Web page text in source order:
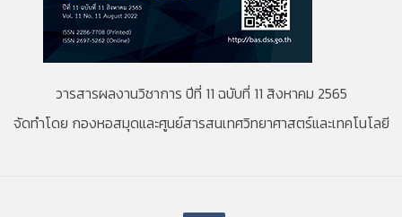
วารสารผลงานวิชาการ ปีที่ 11 ฉบับที่ 11 สิงหาคม 2565
จัดทำโดย กองหอสมุดและศูนย์สารสนเทศวิทยาศาสตร์และเทคโนโลยี